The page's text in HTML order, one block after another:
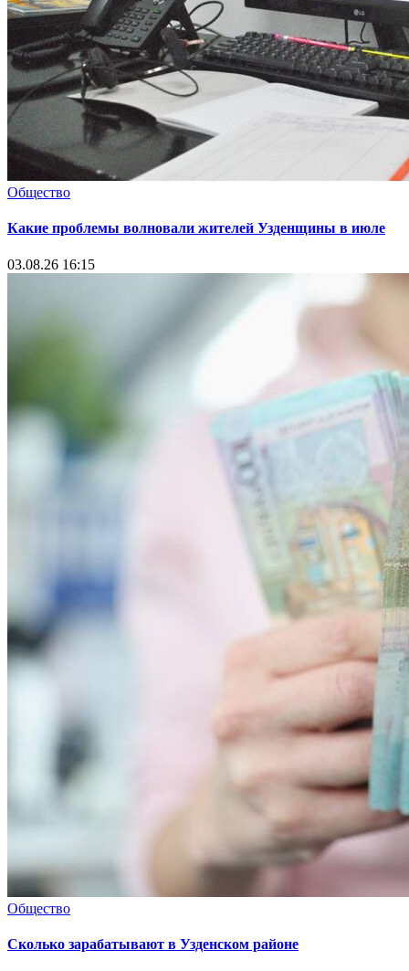
Общество
Какие проблемы волновали жителей Узденщины в июле
03.08.26 16:15
Общество
Сколько зарабатывают в Узденском районе